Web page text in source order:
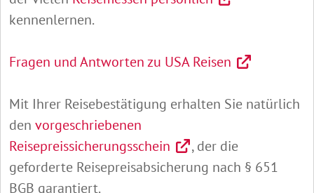
kennenlernen.
Fragen und Antworten zu USA Reisen
Mit Ihrer Reisebestätigung erhalten Sie natürlich
den vorgeschriebenen
Reisepreissicherungsschein
, der die
geforderte Reisepreisabsicherung nach § 651
BGB garantiert.